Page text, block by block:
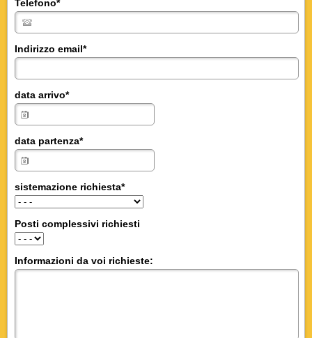
Telefono*
Indirizzo email*
data arrivo*
data partenza*
sistemazione richiesta*
Posti complessivi richiesti
Informazioni da voi richieste: